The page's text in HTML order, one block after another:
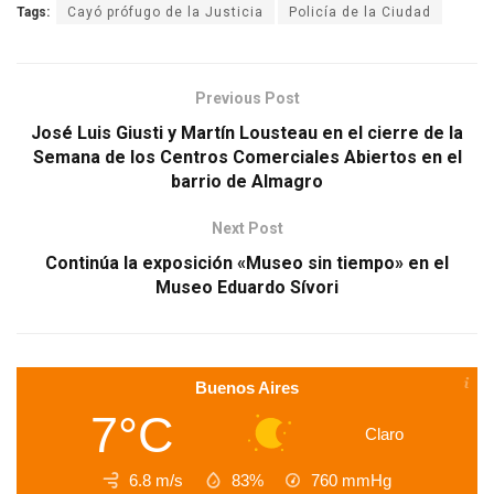
Tags: Cayó prófugo de la Justicia Policía de la Ciudad
Previous Post
José Luis Giusti y Martín Lousteau en el cierre de la
Semana de los Centros Comerciales Abiertos en el
barrio de Almagro
Next Post
Continúa la exposición «Museo sin tiempo» en el
Museo Eduardo Sívori
Buenos Aires
7°C Claro
6.8 m/s 83% 760 mmHg